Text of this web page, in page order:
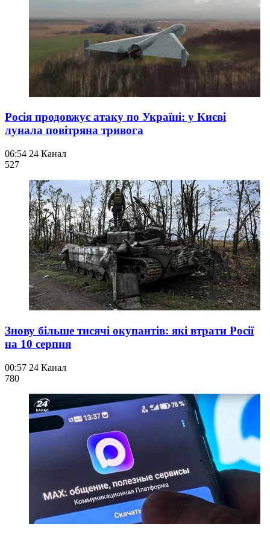
Росія продовжує атаку по Україні: у Києві
лунала повітряна тривога
06:54 24 Канал
527
Знову більше тисячі окупантів: які втрати Росії
на 10 серпня
00:57 24 Канал
780